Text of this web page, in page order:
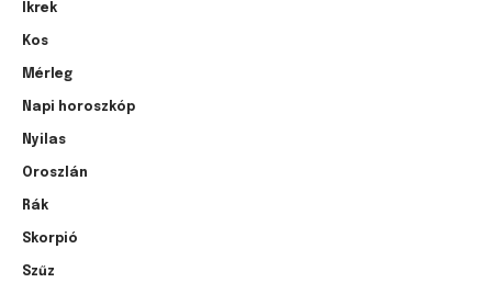
Ikrek
Kos
Mérleg
Napi horoszkóp
Nyilas
Oroszlán
Rák
Skorpió
Szűz